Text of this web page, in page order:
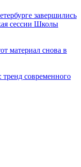
завершились
сессии Школы
материал снова в
современного